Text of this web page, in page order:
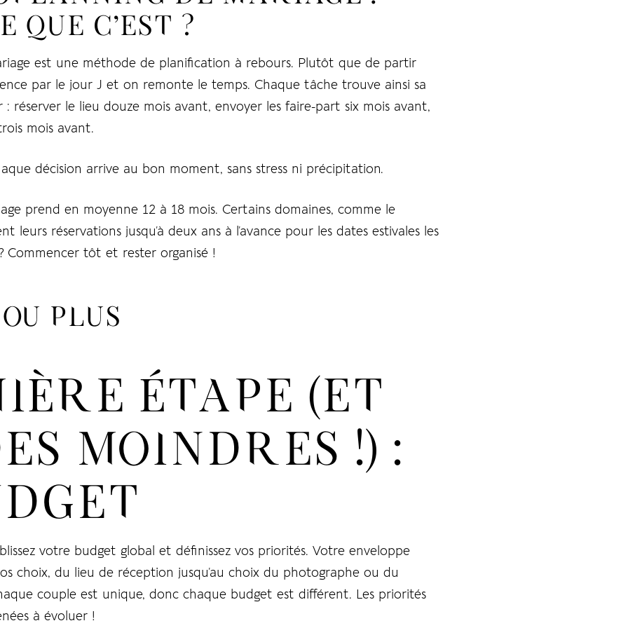
QUE C’EST ?
est une méthode de planification à rebours. Plutôt que de partir
par le jour J et on remonte le temps. Chaque tâche trouve ainsi sa
: réserver le lieu douze mois avant, envoyer les faire-part six mois avant,
mois avant.
décision arrive au bon moment, sans stress ni précipitation.
prend en moyenne 12 à 18 mois. Certains domaines, comme le
leurs réservations jusqu’à deux ans à l’avance pour les dates estivales les
? Commencer tôt et rester organisé !
PLUS
ÉTAPE (ET
MOINDRES !) :
votre budget global et définissez vos priorités. Votre enveloppe
choix, du lieu de réception jusqu’au choix du photographe ou du
couple est unique, donc chaque budget est différent. Les priorités
à évoluer !
LOG IN
Username or email address *
Password *